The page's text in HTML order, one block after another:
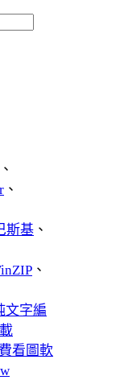
、
、
斯基 、
、
文字編
看圖軟